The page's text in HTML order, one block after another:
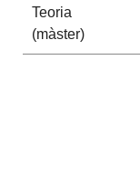
Teoria
(màster)